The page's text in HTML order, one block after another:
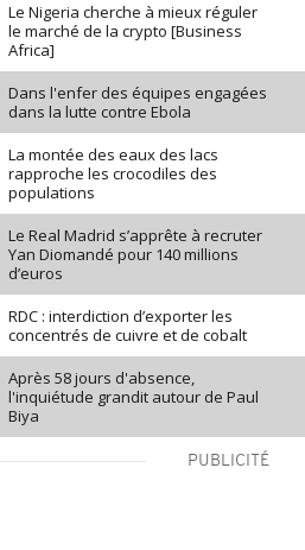
Le Nigeria cherche à mieux réguler
le marché de la crypto [Business
Africa]
Dans l'enfer des équipes engagées
dans la lutte contre Ebola
La montée des eaux des lacs
rapproche les crocodiles des
populations
Le Real Madrid s’apprête à recruter
Yan Diomandé pour 140 millions
d’euros
RDC : interdiction d’exporter les
concentrés de cuivre et de cobalt
Après 58 jours d'absence,
l'inquiétude grandit autour de Paul
Biya
PUBLICITÉ